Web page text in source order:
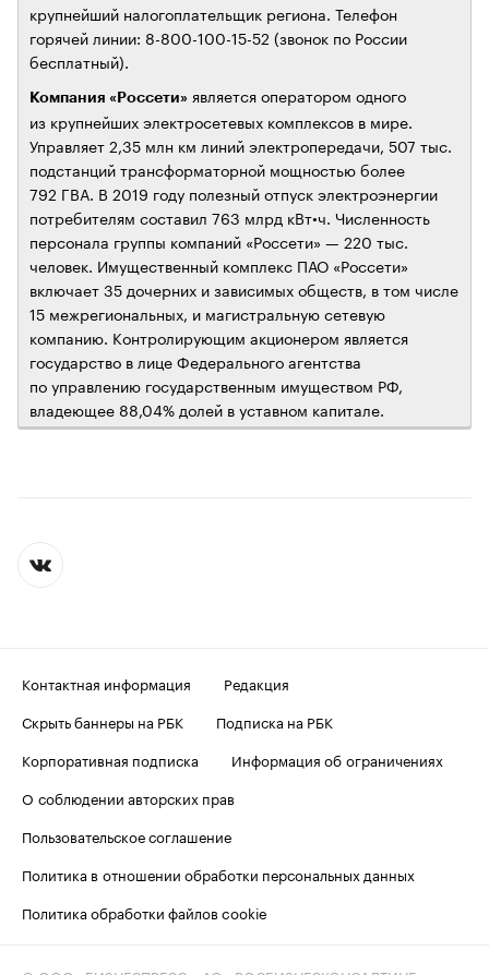
крупнейший налогоплательщик региона. Телефон
горячей линии: 8-800-100-15-52 (звонок по России
бесплатный).
Компания «Россети» является оператором одного
из крупнейших электросетевых комплексов в мире.
Управляет 2,35 млн км линий электропередачи, 507 тыс.
подстанций трансформаторной мощностью более
792 ГВА. В 2019 году полезный отпуск электроэнергии
потребителям составил 763 млрд кВт•ч. Численность
персонала группы компаний «Россети» — 220 тыс.
человек. Имущественный комплекс ПАО «Россети»
включает 35 дочерних и зависимых обществ, в том числе
15 межрегиональных, и магистральную сетевую
компанию. Контролирующим акционером является
государство в лице Федерального агентства
по управлению государственным имуществом РФ,
владеющее 88,04% долей в уставном капитале.
Контактная информация
Редакция
Скрыть баннеры на РБК
Подписка на РБК
Корпоративная подписка
Информация об ограничениях
О соблюдении авторских прав
Пользовательское соглашение
Политика в отношении обработки персональных данных
Политика обработки файлов cookie